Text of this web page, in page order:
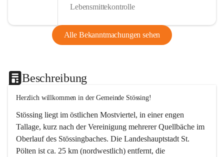
Lebensmittekontrolle
Alle Bekanntmachungen sehen
Beschreibung
Herzlich willkommen in der Gemeinde Stössing!
Stössing liegt im östlichen Mostviertel, in einer engen
Tallage, kurz nach der Vereinigung mehrerer Quellbäche im
Oberlauf des Stössingbaches. Die Landeshauptstadt St.
Pölten ist ca. 25 km (nordwestlich) entfernt, die